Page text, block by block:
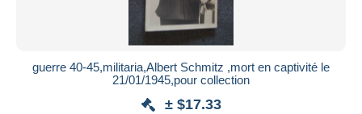
guerre 40-45,militaria,Albert Schmitz ,mort en captivité le
21/01/1945,pour collection
± $17.33